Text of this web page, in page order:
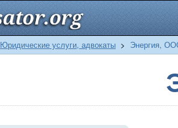
Юридические услуги, адвокаты > Энергия,